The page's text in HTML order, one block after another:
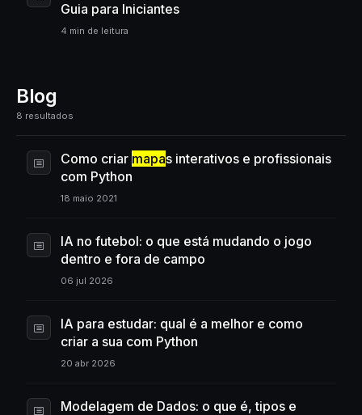
Guia para Iniciantes
4 min de leitura
Blog
8 resultados
Como criar mapas interativos e profissionais
com Python
18 maio 2021
IA no futebol: o que está mudando o jogo
dentro e fora de campo
06 jul 2026
IA para estudar: qual é a melhor e como
criar a sua com Python
20 abr 2026
Modelagem de Dados: o que é, tipos e